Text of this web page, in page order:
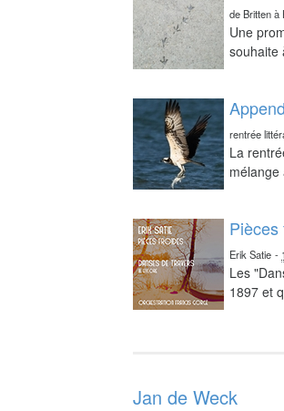
de Britten à
Une
souhaite
rentrée
La
mélange
Erik Satie -
Les
1897 et
Jan de Weck